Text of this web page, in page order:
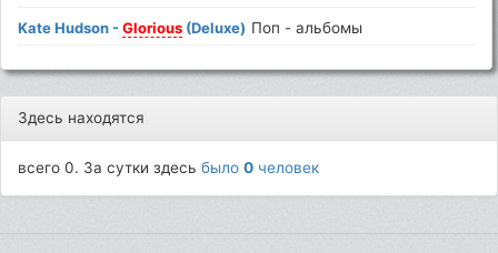
Kate Hudson -Glorious (Deluxe) Поп - альбомы
Здесь находятся
всего 0. За сутки здесьбыло0 человек